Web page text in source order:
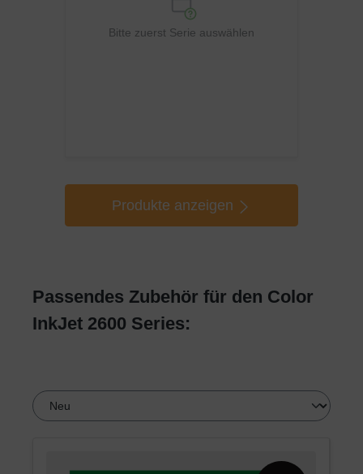
Bitte zuerst Serie auswählen
Produkte anzeigen
Passendes Zubehör für den Color
InkJet 2600 Series: